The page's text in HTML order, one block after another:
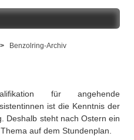
/ AZAV
> Benzolring-Archiv
für angehende
ist die Kenntnis der
Deshalb steht nach Ostern ein
auf dem Stundenplan.